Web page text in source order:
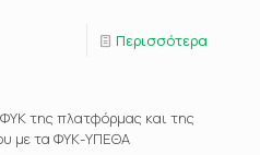
Περισσότερα
της πλατφόρμας και της
με τα ΦΥΚ-ΥΠΕΘΑ